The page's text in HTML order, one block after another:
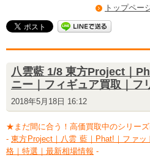
トップペー
八雲藍 1/8 東方Project｜
ニー｜フィギュア買取｜フ
2018年5月18日 16:12
★まだ間に合う！高価買取中のシリーズ
-東方Project｜八雲 藍｜Phat!｜ファ
格｜特選｜最新相場情報 -